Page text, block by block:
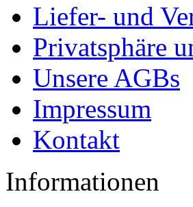
Liefer- und
Privatsphäre
Unsere AGBs
Impressum
Kontakt
Informationen